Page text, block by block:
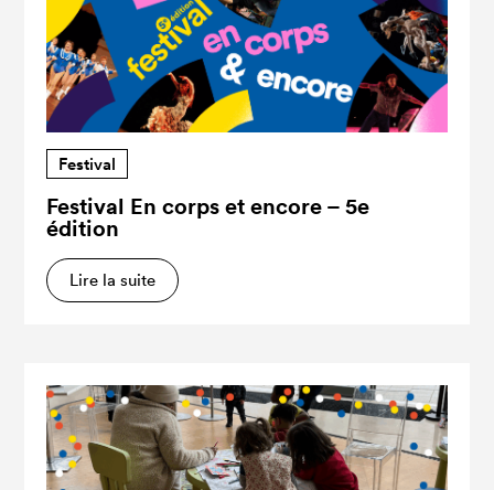
Festival
Festival En corps et encore – 5e
édition
Lire la suite